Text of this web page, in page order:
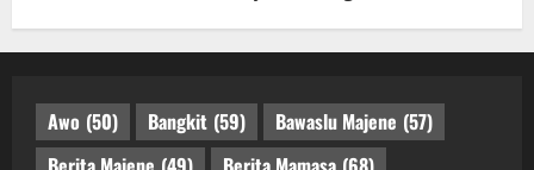
Awo (50) Bangkit (59) Bawaslu Majene (57)